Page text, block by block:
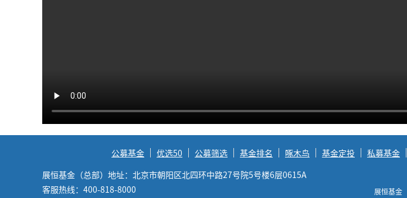
公募基金 优选50 公募筛选 基金排名 啄木鸟 基金定投 私募基金
展恒基金（总部）地址：北京市朝阳区北四环中路27号院5号楼6层0615A
客服热线：400-818-8000
展恒基金